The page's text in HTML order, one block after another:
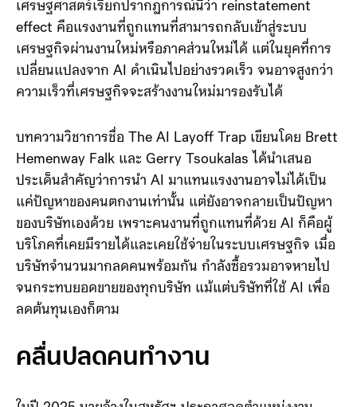
งานใหม่ขึ้นมาทดแทนได้ในระยะยาว งานวิจัยด้าน
เศรษฐศาสตร์เรียกปรากฏการณ์นี้ว่า reinstatement
effect คือแรงงานที่ถูกแทนที่สามารถกลับเข้าสู่ระบบ
เศรษฐกิจผ่านงานใหม่หรือภาคส่วนใหม่ได้ แต่ในยุคที่การ
เปลี่ยนแปลงจาก AI ดำเนินไปอย่างรวดเร็ว จนอาจสูงกว่า
บทความวิชาการชื่อ The AI Layoff Trap เขียนโดย Brett
Hemenway Falk และ Gerry Tsoukalas ได้นำเสนอ
ประเด็นสำคัญว่าการนำ AI มาแทนแรงงานอาจไม่ได้เป็น
แค่ปัญหาของคนตกงานเท่านั้น แต่ยังอาจกลายเป็นปัญหา
ของบริษัทเองด้วย เพราะคนงานที่ถูกแทนที่ด้วย AI ก็คือผู้
บริโภคที่เคยมีรายได้และเคยใช้จ่ายในระบบเศรษฐกิจ เมื่อ
บริษัทจำนวนมากลดคนพร้อมกัน กำลังซื้อรวมอาจหายไป
จนกระทบยอดขายของทุกบริษัท แม้แต่บริษัทที่ใช้ AI เพื่อ
ลดต้นทุนเองก็ตาม